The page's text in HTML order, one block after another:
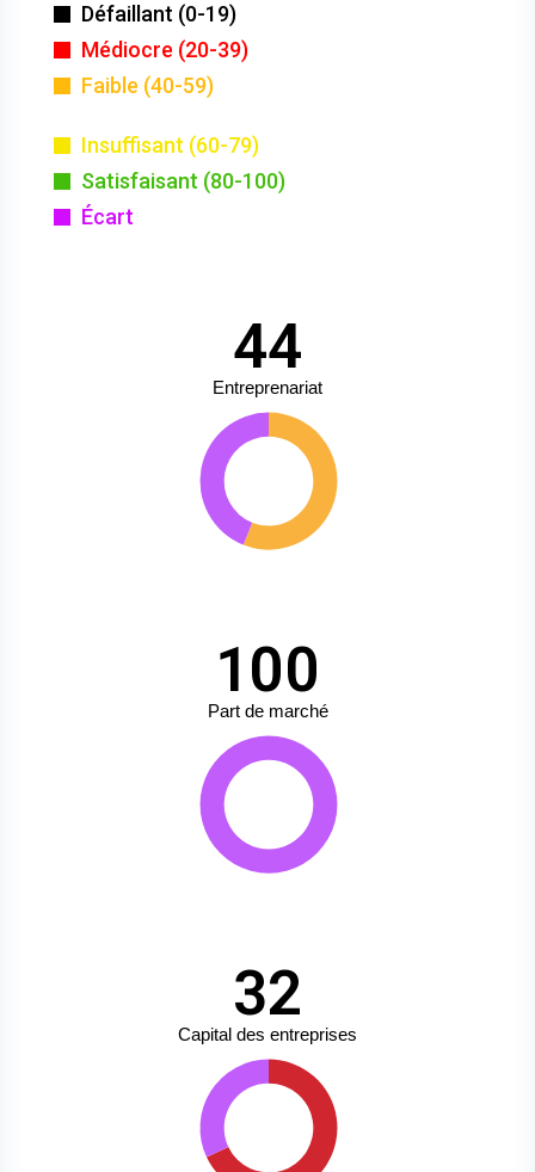
Défaillant (0-19)
Médiocre (20-39)
Faible (40-59)
Insuffisant (60-79)
Satisfaisant (80-100)
Écart
44
Entreprenariat
100
Part de marché
32
Capital des entreprises